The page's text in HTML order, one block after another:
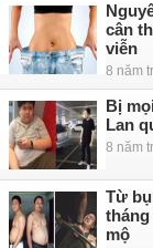
cân
viễn
8 năm
Bị
Lan
8 năm
Từ
mộ